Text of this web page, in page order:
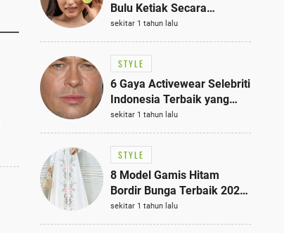
Bulu Ketiak Secara
Permanen dalam 5
Langkah Sederhana
sekitar 1 tahun lalu
STYLE
6 Gaya Activewear Selebriti
Indonesia Terbaik yang
Bisa Jadi Inspirasi
Fashionmu
sekitar 1 tahun lalu
STYLE
8 Model Gamis Hitam
Bordir Bunga Terbaik 2025,
Stylish untuk Hangout
hingga Acara Semi-Formal
sekitar 1 tahun lalu